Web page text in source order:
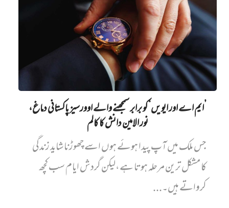
’ایم اے اور ایویں‌‘ کو برابر سمجھنے والے اوورسیز پاکستانی دماغ،
نور الامین دانش کا کالم
جس ملک میں آپ پیدا ہوئے ہوں اسے چھوڑنا شاید زندگی
کا مشکل ترین مرحلہ ہوتا ہے،لیکن گردش ایام سب کچھ
کرواتے ہیں۔...